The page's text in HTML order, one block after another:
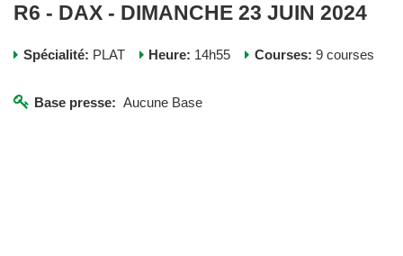
R6 - DAX - DIMANCHE 23 JUIN 2024
Spécialité: PLAT Heure: 14h55 Courses: 9 courses
Base presse: Aucune Base